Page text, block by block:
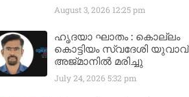
August 3, 2026 12:25 pm
ഹൃദയാ ഘാതം : കൊല്ലം
കൊട്ടിയം സ്വദേശി യുവാവ്
അജ്മാനിൽ മരിച്ചു
July 24, 2026 5:32 pm